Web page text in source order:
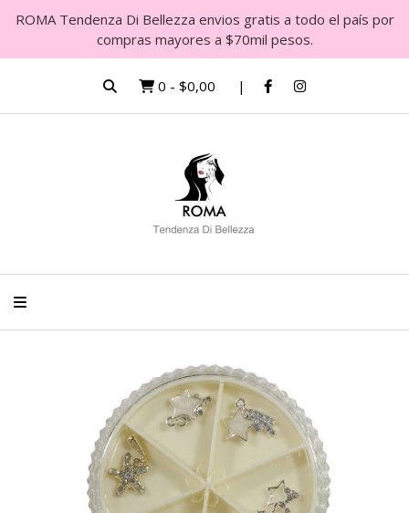
ROMA Tendenza Di Bellezza envios gratis a todo el país por
compras mayores a $70mil pesos.
0 - $0,00